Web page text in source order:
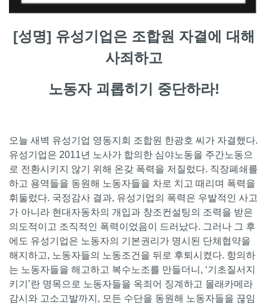
[성명] 유성기업은 조합원 자결에 대해
사죄하고
노동자 괴롭히기 중단하라!
오늘 새벽 유성기업 영동지회 조합원 한광호 씨가 자결했다.
유성기업은 2011년 노사가 합의한 심야노동을 주간노동으
로 전환시키지 않기 위해 온갖 폭력을 저질렀다. 직장폐쇄를
하고 용역들을 동원해 노동자들을 차로 치고 때리며 폭력을
휘둘렀다. 국정감사 결과, 유성기업의 폭력은 우발적인 사고
가 아니라 현대자동차의 개입과 창조컨설팅의 조력을 받은
의도적이고 조직적인 폭력이었음이 드러났다. 그러나 그 후
에도 유성기업은 노동자의 기본권리가 명시된 단체협약을
해지하고, 노동자들의 노동조건을 뒤로 후퇴시켰다. 항의하
는 노동자들을 해고하고 복수노조를 만들더니, ‘기초질서지
키기’란 명목으로 노동자들을 옥죄어 징계하고 몰래카메라
감시와 고소고발까지, 모든 수단을 동원해 노동자들을 끊임